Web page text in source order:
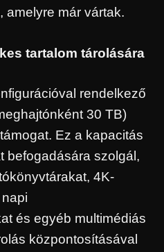
amelyre már vártak.
tartalom tárolására
rendelkező
30 TB)
Ez a kapacitás
befogadására szolgál,
4K-
és egyéb multimédiás
központosításával